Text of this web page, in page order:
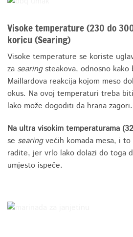
Visoke temperature (230 do
koricu (Searing)
Visoke temperature se koriste
za searingsteakova, odnosno kako
Maillardova reakcija kojom meso
okus. Na ovoj temperaturi treba
lako može dogoditi da hrana zagori.
Na ultra visokim temperaturama
se searingvećih komada mesa, i to
radite, jer vrlo lako dolazi do toga
umjesto ispeče.